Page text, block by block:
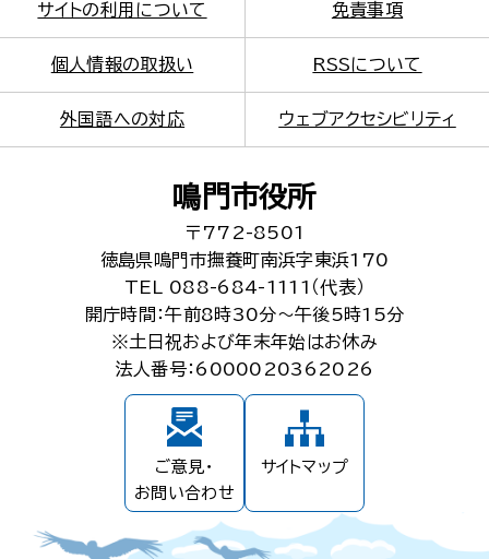
サイトの利用について 免責事項
個人情報の取扱い RSSについて
外国語への対応 ウェブアクセシビリティ
鳴門市役所
〒772-8501
徳島県鳴門市撫養町南浜字東浜170
TEL 088-684-1111（代表）
開庁時間：午前8時30分～午後5時15分
※土日祝および年末年始はお休み
法人番号：6000020362026
ご意見・
お問い合わせ
サイトマップ